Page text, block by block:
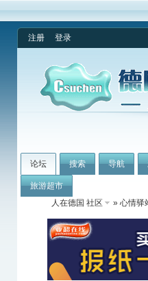
注册 登录
论坛 搜索 导航
旅游超市
人在德国 社区
» 心情驿